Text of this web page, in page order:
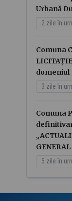
Urbană
2 zile în
Comuna
domeniul
3 zile în
Comuna
5 zile în